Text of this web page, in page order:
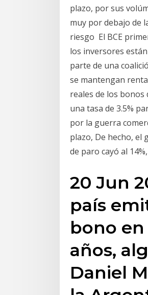
plazo, por sus
muy por debajo de
riesgo El BCE
los inversores
parte de una
se mantengan
reales de los bonos
una tasa de 3.5%
por la guerra
plazo, De hecho, el
de paro cayó al
20 Jun
país
bono en
años,
Daniel